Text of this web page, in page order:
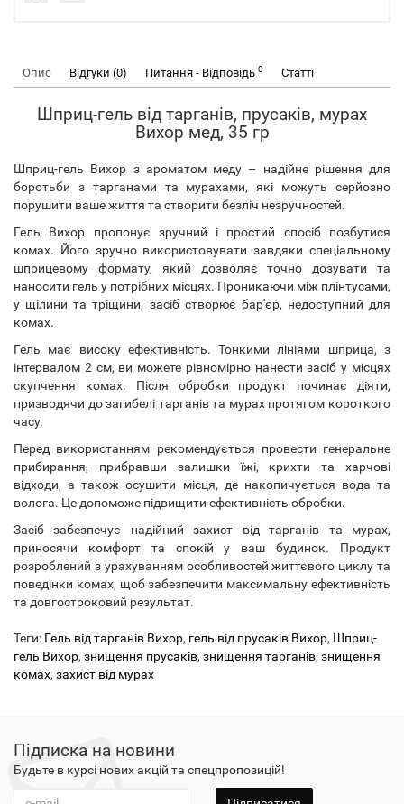
Опис Відгуки (0) Питання - Відповідь 0 Статті
Шприц-гель від тарганів, прусаків, мурах
Вихор мед, 35 гр
Шприц-гель Вихор з ароматом меду – надійне рішення для
боротьби з тарганами та мурахами, які можуть серйозно
порушити ваше життя та створити безліч незручностей.
Гель Вихор пропонує зручний і простий спосіб позбутися
комах. Його зручно використовувати завдяки спеціальному
шприцевому формату, який дозволяє точно дозувати та
наносити гель у потрібних місцях. Проникаючи між плінтусами,
у щілини та тріщини, засіб створює бар'єр, недоступний для
комах.
Гель має високу ефективність. Тонкими лініями шприца, з
інтервалом 2 см, ви можете рівномірно нанести засіб у місцях
скупчення комах. Після обробки продукт починає діяти,
призводячи до загибелі тарганів та мурах протягом короткого
часу.
Перед використанням рекомендується провести генеральне
прибирання, прибравши залишки їжі, крихти та харчові
відходи, а також осушити місця, де накопичується вода та
волога. Це допоможе підвищити ефективність обробки.
Засіб забезпечує надійний захист від тарганів та мурах,
приносячи комфорт та спокій у ваш будинок. Продукт
розроблений з урахуванням особливостей життєвого циклу та
поведінки комах, щоб забезпечити максимальну ефективність
та довгостроковий результат.
Теги: Гель від тарганів Вихор, гель від прусаків Вихор, Шприц-
гель Вихор, знищення прусаків, знищення тарганів, знищення
комах, захист від мурах
Підписка на новини
Будьте в курсі нових акцій та спецпропозицій!